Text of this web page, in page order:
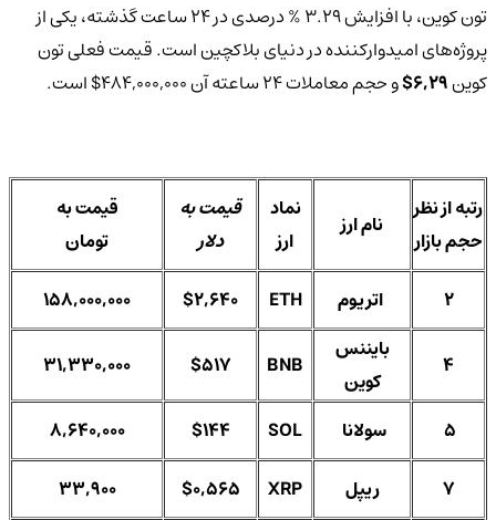
تون کوین، با افزایش 3.29 % درصدی در 24 ساعت گذشته، یکی از
پروژه‌های امیدوارکننده در دنیای بلاکچین است. قیمت فعلی تون
کوین6,29$ و حجم معاملات 24 ساعته آن 484,000,000$ است.
قیمت به
تومان
قیمت به
دلار
نماد
ارز
نام ارز
رتبه از نظر
حجم بازار
158,000,000
$2,640 ETH 2
31,330,000 $517 BNB
بایننس
کوین
4
8,640,000 $144 SOL سولانا
5
33,900
$0,565 XRP ریپل 7